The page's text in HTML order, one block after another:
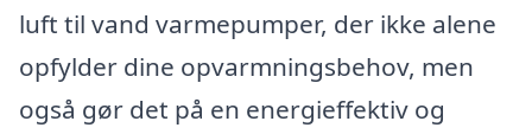
luft til vand varmepumper, der ikke alene
opfylder dine opvarmningsbehov, men
også gør det på en energieffektiv og